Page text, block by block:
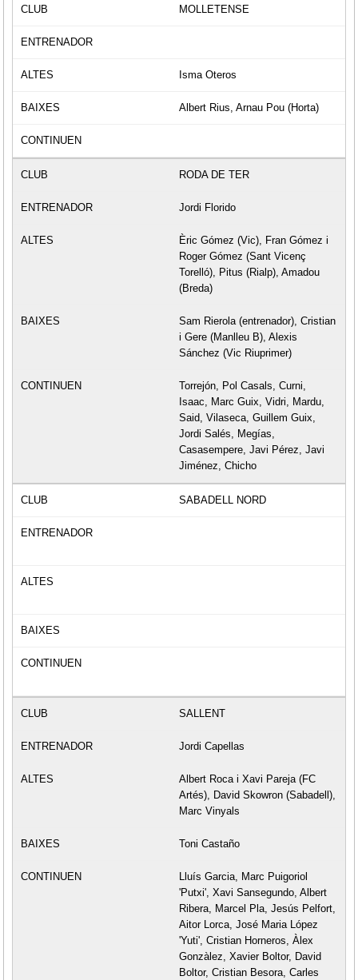
MOLLETENSE
Isma Oteros
Albert Rius, Arnau Pou (Horta)
RODA DE TER
Jordi Florido
Èric Gómez (Vic), Fran Gómez i
Roger Gómez (Sant Vicenç
Torelló), Pitus (Rialp), Amadou
(Breda)
Sam Rierola (entrenador), Cristian
i Gere (Manlleu B), Alexis
Sánchez (Vic Riuprimer)
Torrejón, Pol Casals, Curni,
Isaac, Marc Guix, Vidri, Mardu,
Said, Vilaseca, Guillem Guix,
Jordi Salés, Megías,
Casasempere, Javi Pérez, Javi
Jiménez, Chicho
SABADELL NORD
SALLENT
Jordi Capellas
Albert Roca i Xavi Pareja (FC
Artés), David Skowron (Sabadell),
Marc Vinyals
Toni Castaño
Lluís Garcia, Marc Puigoriol
'Putxi', Xavi Sansegundo, Albert
Ribera, Marcel Pla, Jesús Pelfort,
Aitor Lorca, José Maria López
'Yuti', Cristian Horneros, Àlex
Gonzàlez, Xavier Boltor, David
Boltor, Cristian Besora, Carles